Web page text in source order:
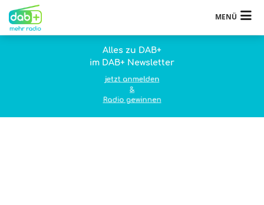
MENÜ
Alles zu DAB+
im DAB+ Newsletter
jetzt anmelden
&
Radio gewinnen